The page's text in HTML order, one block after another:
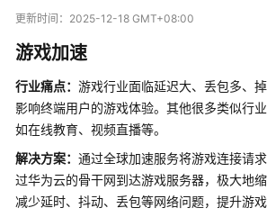
新
态
产
品
介
绍
图
更新时间： 2025-12-18 GMT+08:00
游戏加速
行业痛点： 游戏行业面临延迟大、丢包多、
影响终端用户的游戏体验。其他很多类似行
如在线教育、视频直播等。
解决方案： 通过全球加速服务将游戏连接请
过华为云的骨干网到达游戏服务器，极大地缩
减少延时、抖动、丢包等网络问题，提升游戏